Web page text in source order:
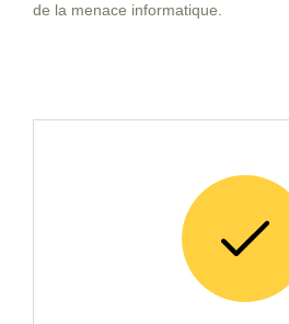
de la menace informatique.